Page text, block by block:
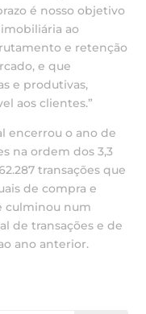
é nosso objetivo
ao
e retenção
e que
e produtivas,
aos clientes.”
encerrou o ano de
na ordem dos 3,3
transações que
de compra e
culminou num
de transações e de
ano anterior.